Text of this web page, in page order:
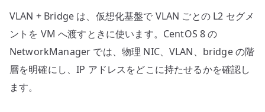
VLAN + Bridge は、仮想化基盤で VLAN ごとの L2 セグメ
ントを VM へ渡すときに使います。CentOS 8 の
NetworkManager では、物理 NIC、VLAN、bridge の階
層を明確にし、IP アドレスをどこに持たせるかを確認し
ます。